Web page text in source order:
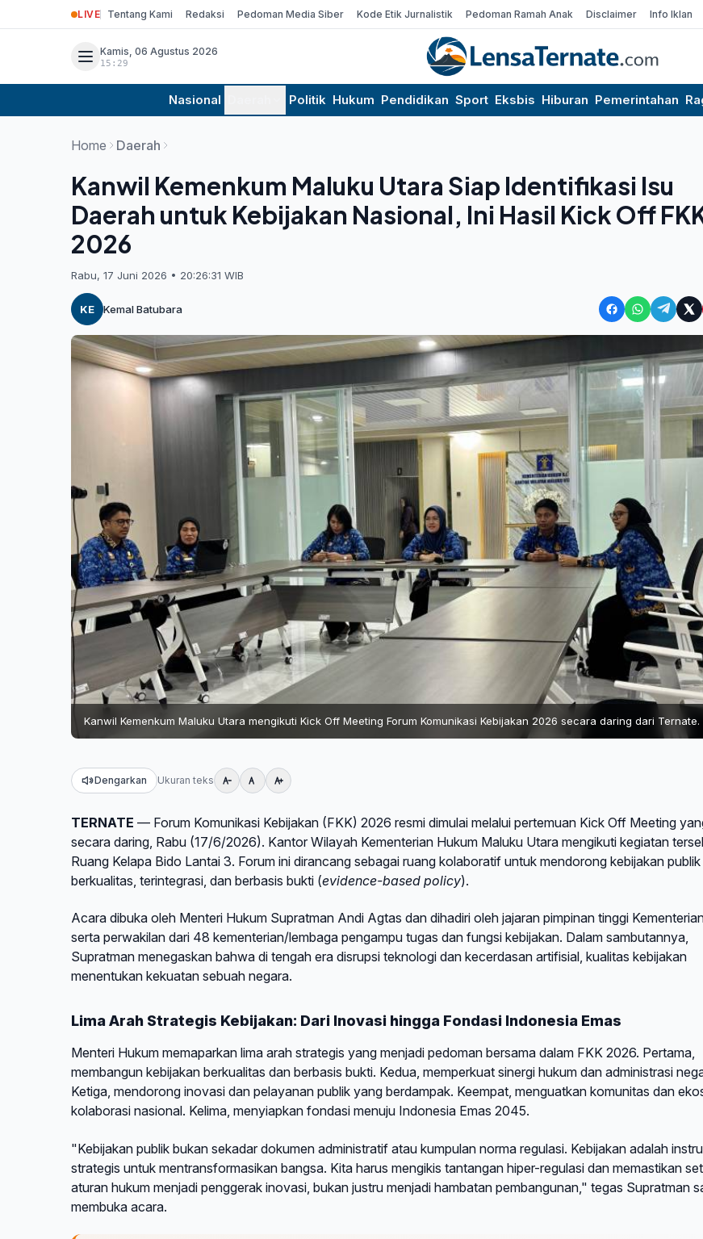
LIVE Tentang Kami Redaksi Pedoman Media Siber Kode Etik Jurnalistik Pedoman Ramah Anak Disclaimer Info Iklan
Kamis, 06 Agustus 2026
15:29
Nasional Politik Hukum Pendidikan Sport Eksbis Hiburan Pemerintahan
Home Daerah
Kanwil Kemenkum Maluku Utara Siap Identifikasi Isu
Daerah untuk Kebijakan Nasional, Ini Hasil Kick Off
2026
Rabu, 17 Juni 2026 • 20:26:31 WIB
KE Kemal Batubara
Kanwil Kemenkum Maluku Utara mengikuti Kick Off Meeting Forum Komunikasi Kebijakan 2026 secara daring dari Ternate.
Dengarkan Ukuran teks
TERNATE — Forum Komunikasi Kebijakan (FKK) 2026 resmi dimulai melalui pertemuan Kick Off Meeting
secara daring, Rabu (17/6/2026). Kantor Wilayah Kementerian Hukum Maluku Utara mengikuti kegiatan
Ruang Kelapa Bido Lantai 3. Forum ini dirancang sebagai ruang kolaboratif untuk mendorong kebijakan
berkualitas, terintegrasi, dan berbasis bukti (evidence-based policy).
Acara dibuka oleh Menteri Hukum Supratman Andi Agtas dan dihadiri oleh jajaran pimpinan tinggi
serta perwakilan dari 48 kementerian/lembaga pengampu tugas dan fungsi kebijakan. Dalam sambutannya,
Supratman menegaskan bahwa di tengah era disrupsi teknologi dan kecerdasan artifisial, kualitas kebijakan
menentukan kekuatan sebuah negara.
Lima Arah Strategis Kebijakan: Dari Inovasi hingga Fondasi Indonesia Emas
Menteri Hukum memaparkan lima arah strategis yang menjadi pedoman bersama dalam FKK 2026. Pertama,
membangun kebijakan berkualitas dan berbasis bukti. Kedua, memperkuat sinergi hukum dan administrasi
Ketiga, mendorong inovasi dan pelayanan publik yang berdampak. Keempat, menguatkan komunitas dan
kolaborasi nasional. Kelima, menyiapkan fondasi menuju Indonesia Emas 2045.
"Kebijakan publik bukan sekadar dokumen administratif atau kumpulan norma regulasi. Kebijakan adalah
strategis untuk mentransformasikan bangsa. Kita harus mengikis tantangan hiper-regulasi dan memastikan
aturan hukum menjadi penggerak inovasi, bukan justru menjadi hambatan pembangunan," tegas Supratman
membuka acara.